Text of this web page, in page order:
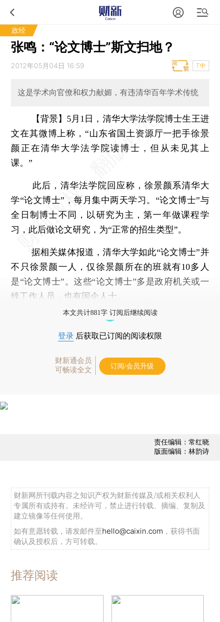
政经
张鸣：“论文博士”斯文扫地？
2012年05月04日 16:59 T中
这是学术向官僚和权力献媚，有违清华百年学术传统
【背景】5月1日，清华大学法学院博士生王进
文在其微博上称，“山东省国土资源厅一把手徐景
颜正在清华大学法学院读博士，但从未见其上
课。”
此后，清华法学院回应称，徐景颜系清华大
学“论文博士”，每月集中两天学习。“论文博士”与
全日制博士不同，以研究为主，第一年做课程学
习，此后做论文研究，为“正常的招生类型”。
据相关媒体报道，清华大学如此“论文博士”并
不只徐景颜一人，仅徐景颜所在的班就有10多人
是“论文博士”。这些“论文博士”多是政府机关或一
线工作人员，也有国企人士。
本文共计881字 订阅后继续阅读
登录 后获取已订阅的阅读权限
财新通会员
可畅读全文
订阅/会员升级
责任编辑：常红晓
版面编辑：林韵诗
财新网所刊载内容之知识产权为财新传媒及/或相关权利人
专属所有或持有。未经许可，禁止进行转载、摘编、复制及
建立镜像等任何使用。
如有意愿转载，请发邮件至hello@caixin.com ，获得书面
确认及授权后，方可转载。
推荐阅读